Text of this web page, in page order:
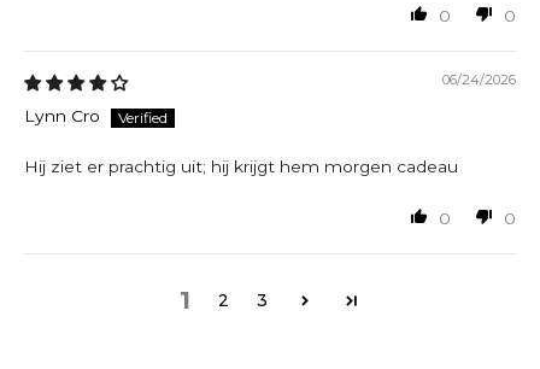
0 0
06/24/2026
Lynn Cro
Hij ziet er prachtig uit; hij krijgt hem morgen cadeau
0 0
1 2 3